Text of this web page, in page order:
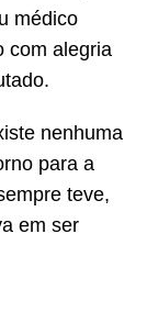
médico
com alegria
nenhuma
para a
teve,
em ser